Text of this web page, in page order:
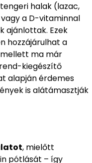
halak (lazac,
a D-vitaminnal
ajánlottak. Ezek
hozzájárulhat a
ma már
kiegészítő
alapján érdemes
is alátámasztják
, mielőtt
pótlását – így